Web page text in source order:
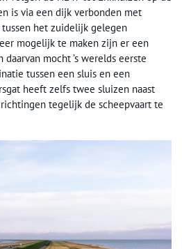
is via een dijk verbonden met
tussen het zuidelijk gelegen
mogelijk te maken zijn er een
mocht ’s werelds eerste
tussen een sluis en een
heeft zelfs twee sluizen naast
tegelijk de scheepvaart te